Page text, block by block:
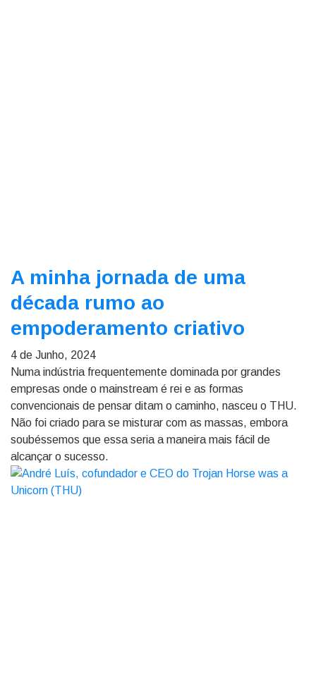
A minha jornada de uma
década rumo ao
empoderamento criativo
4 de Junho, 2024
Numa indústria frequentemente dominada por grandes
empresas onde o mainstream é rei e as formas
convencionais de pensar ditam o caminho, nasceu o THU.
Não foi criado para se misturar com as massas, embora
soubéssemos que essa seria a maneira mais fácil de
alcançar o sucesso.